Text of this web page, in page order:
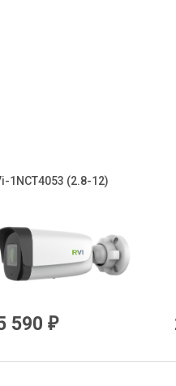
1NCT4053 (2.8-12)
590 ₽